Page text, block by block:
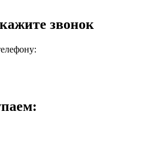
звонок